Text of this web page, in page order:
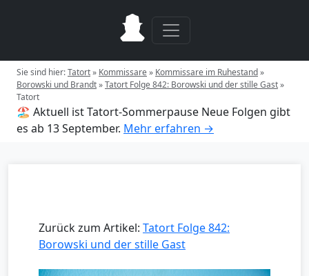
Sie sind hier:Tatort» Kommissare» Kommissare im Ruhestand»
Borowski und Brandt»Tatort Folge 842: Borowski und der stille Gast»
Tatort
🏖️ Aktuell ist Tatort-Sommerpause Neue Folgen gibt
es ab 13 September. Mehr erfahren →
Zurück zum Artikel: Tatort Folge 842:
Borowski und der stille Gast